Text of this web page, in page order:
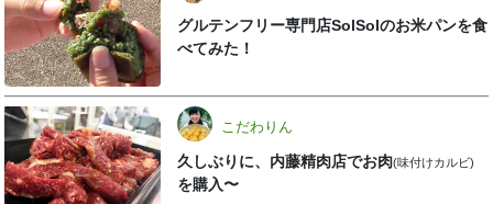
グルテンフリー専門店SolSolのお米パンを食
べてみた！
こだわりん
久しぶりに、内藤精肉店でお肉(味付けカルビ)
を購入〜